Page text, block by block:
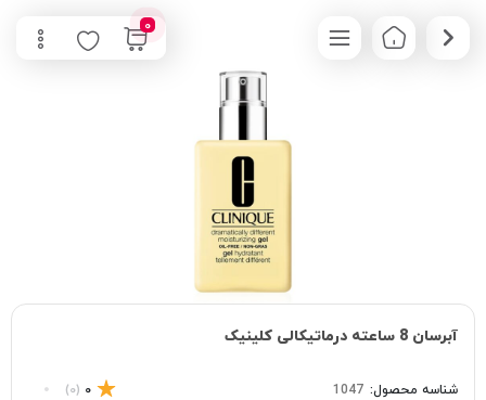
0
آبرسان 8 ساعته درماتیکالی کلینیک
شناسه محصول: 1047
0
(0)